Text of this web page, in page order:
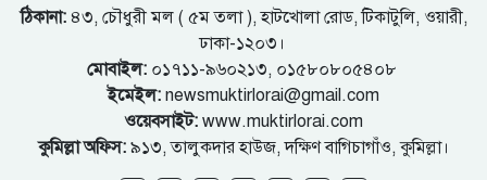
ঠিকানা:৪৩, চৌধুরী মল ( ৫ম তলা ), হাটখোলা রোড, টিকাটুলি, ওয়ারী,
ঢাকা-১২০৩।
মোবাইল:০১৭১১-৯৬০২১৩, ০১৫৮০৮০৫৪০৮
ইমেইল: newsmuktirlorai@gmail.com
ওয়েবসাইট: www.muktirlorai.com
কুমিল্লা অফিস: ৯১৩, তালুকদার হাউজ, দক্ষিণ বাগিচাগাঁও, কুমিল্লা।